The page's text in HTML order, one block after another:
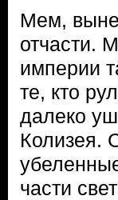
Мем,
отчасти.
империи
те, кто
далеко
Колизея.
части